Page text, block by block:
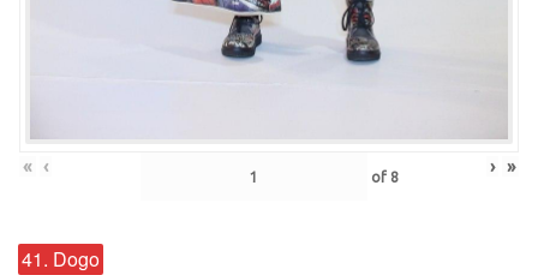
« ‹ of 8 › »
41. Dogo